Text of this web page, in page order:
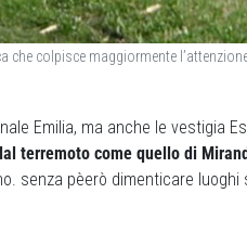
che colpisce maggiormente
Emilia, ma anche le vestigia
terremoto come quello di
senza pèerò dimenticare luoghi